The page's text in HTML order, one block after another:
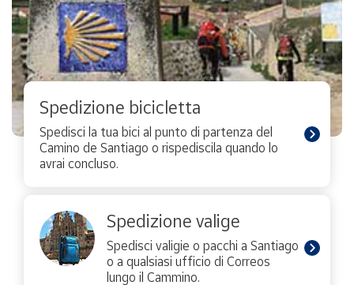
Spedizione bicicletta
Spedisci la tua bici al punto di partenza del
Camino de Santiago o rispediscila quando lo
avrai concluso.
Spedizione valige
Spedisci valigie o pacchi a Santiago
o a qualsiasi ufficio di Correos
lungo il Cammino.